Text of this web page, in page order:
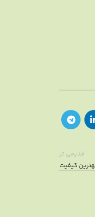
قدیمی تر
کیفیت